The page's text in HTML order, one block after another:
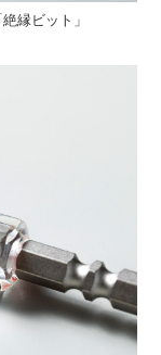
縁ビット」